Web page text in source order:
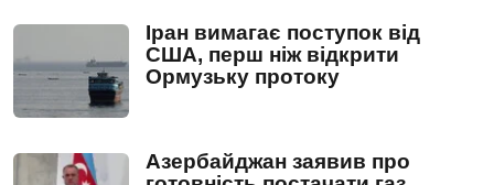
Іран вимагає поступок від
США, перш ніж відкрити
Ормузьку протоку
Азербайджан заявив про